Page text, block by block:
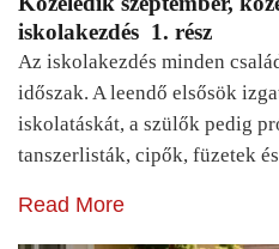
iskolakezdés 1. rész
Az iskolakezdés minden
időszak. A leendő elsősök
iskolatáskát, a szülők pedig
tanszerlisták, cipők, füzetek
Read More